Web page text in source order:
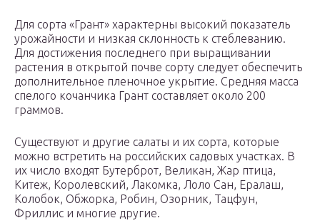
Для сорта «Грант» характерны высокий показатель
урожайности и низкая склонность к стеблеванию.
Для достижения последнего при выращивании
растения в открытой почве сорту следует обеспечить
дополнительное пленочное укрытие. Средняя масса
спелого кочанчика Грант составляет около 200
граммов.
Существуют и другие салаты и их сорта, которые
можно встретить на российских садовых участках. В
их число входят Бутерброт, Великан, Жар птица,
Китеж, Королевский, Лакомка, Лоло Сан, Ералаш,
Колобок, Обжорка, Робин, Озорник, Тацфун,
Фриллис и многие другие.